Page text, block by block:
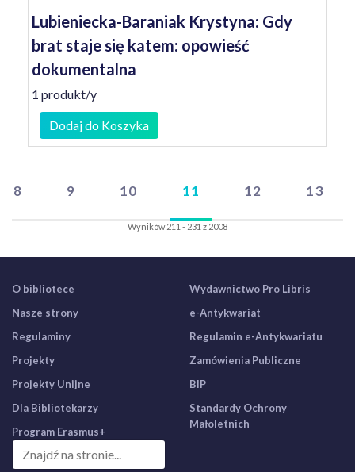
Lubieniecka-Baraniak Krystyna: Gdy
brat staje się katem: opowieść
dokumentalna
1 produkt/y
Dodaj do Koszyka
8 9 10 11 12 13
Wyników 211 - 231 z 2008
O bibliotece
Nasze strony
Regulaminy
Projekty
Projekty Unijne
Dla Bibliotekarzy
Program Erasmus+
Wydawnictwo Pro Libris
e-Antykwariat
Regulamin e-Antykwariatu
Zamówienia Publiczne
BIP
Standardy Ochrony
Małoletnich